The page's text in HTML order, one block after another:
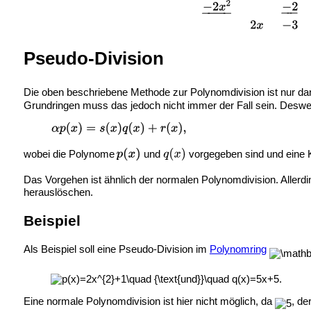
Pseudo-Division
Die oben beschriebene Methode zur Polynomdivision ist nur
Grundringen muss das jedoch nicht immer der Fall sein.
wobei die Polynome und vorgegeben sind und eine
Das Vorgehen ist ähnlich der normalen Polynomdivision.
herauslöschen.
Beispiel
Als Beispiel soll eine Pseudo-Division im Polynomring
Eine normale Polynomdivision ist hier nicht möglich, da ,